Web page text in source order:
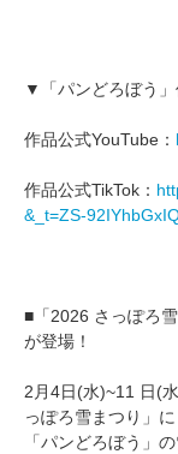
▼「パンどろぼう」
作品公式YouTube：
作品公式TikTok：
&_t=ZS-
■「2026 さっぽろ
が登場！
2月4日(水)~11 日(
っぽろ雪まつり」
「パンどろぼう」